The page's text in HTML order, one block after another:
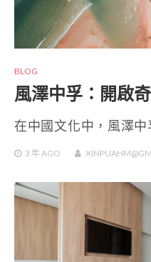
BLOG
風澤中孚：開啟
在中國文化中，風澤
3 年 AGO